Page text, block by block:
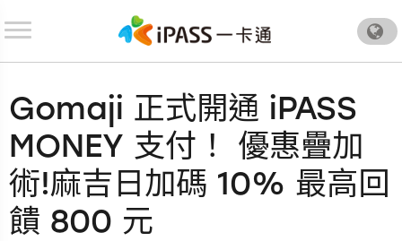
.
Gomaji 正式開通 iPASS
MONEY 支付！ 優惠疊加
術!麻吉日加碼 10% 最高回
饋 800 元